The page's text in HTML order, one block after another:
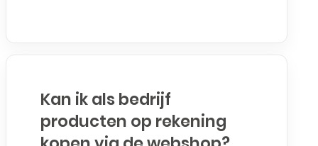
Kan ik als bedrijf
producten op rekening